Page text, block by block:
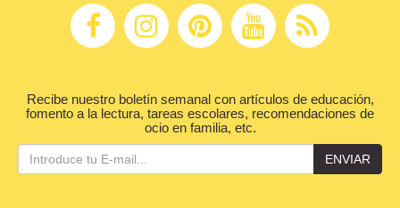
Recibe nuestro boletín semanal con artículos de educación,
fomento a la lectura, tareas escolares, recomendaciones de
ocio en familia, etc.
ENVIAR